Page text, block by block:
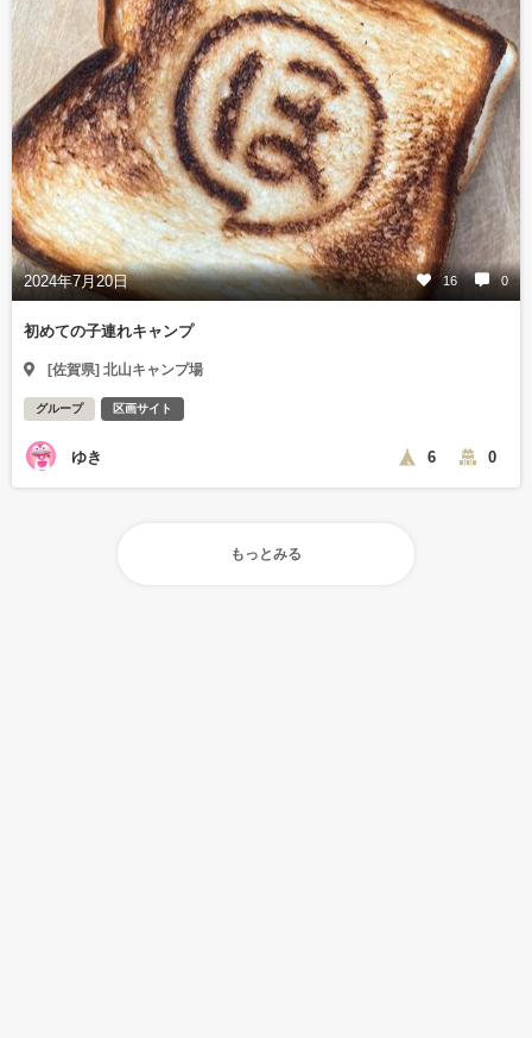
2024年7月20日 16 0
初めての子連れキャンプ
[佐賀県] 北山キャンプ場
グループ 区画サイト
ゆき 6 0
もっとみる